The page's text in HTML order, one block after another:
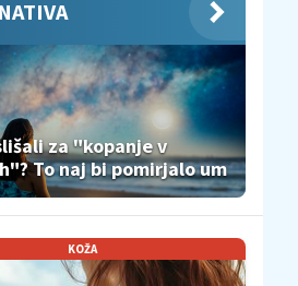
za "kopanje v
To naj bi pomirjalo um
KOŽA